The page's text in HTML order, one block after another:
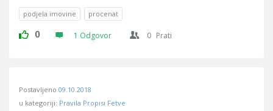
podjela imovine procenat
0 1 Odgovor 0 Prati
Postavljeno 09.10.2018
u kategoriji: Pravila Propisi Fetve